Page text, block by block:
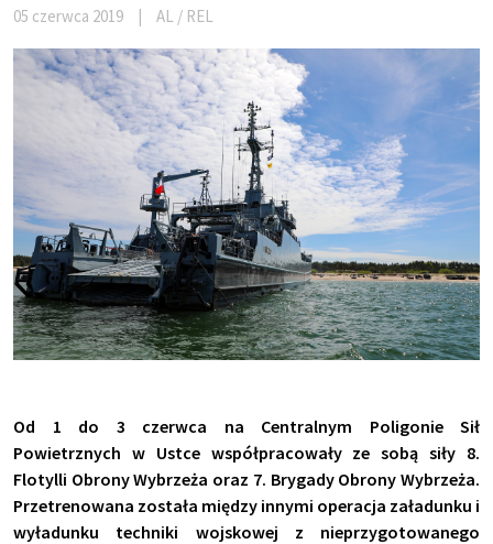
05 czerwca 2019 AL / REL
Od 1 do 3 czerwca na Centralnym Poligonie Sił
Powietrznych w Ustce współpracowały ze sobą siły 8.
Flotylli Obrony Wybrzeża oraz 7. Brygady Obrony Wybrzeża.
Przetrenowana została między innymi operacja załadunku i
wyładunku techniki wojskowej z nieprzygotowanego